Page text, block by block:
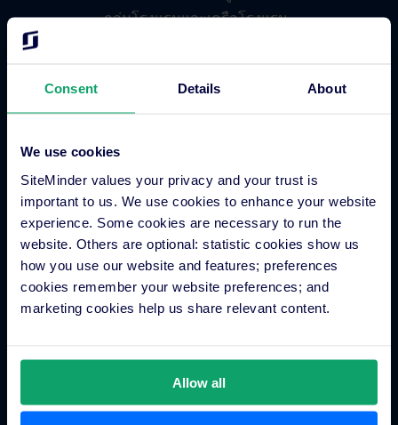
Consent Details About
We use cookies
SiteMinder values your privacy and your trust is
important to us. We use cookies to enhance your website
experience. Some cookies are necessary to run the
website. Others are optional: statistic cookies show us
how you use our website and features; preferences
cookies remember your website preferences; and
marketing cookies help us share relevant content.
Allow all
กลุ่มโรงแรมและเครือโรงแรม
การเชื่อมต่อ
แหล่งข้อมูล
เรื่องราวของลูกค้า
บริษัท